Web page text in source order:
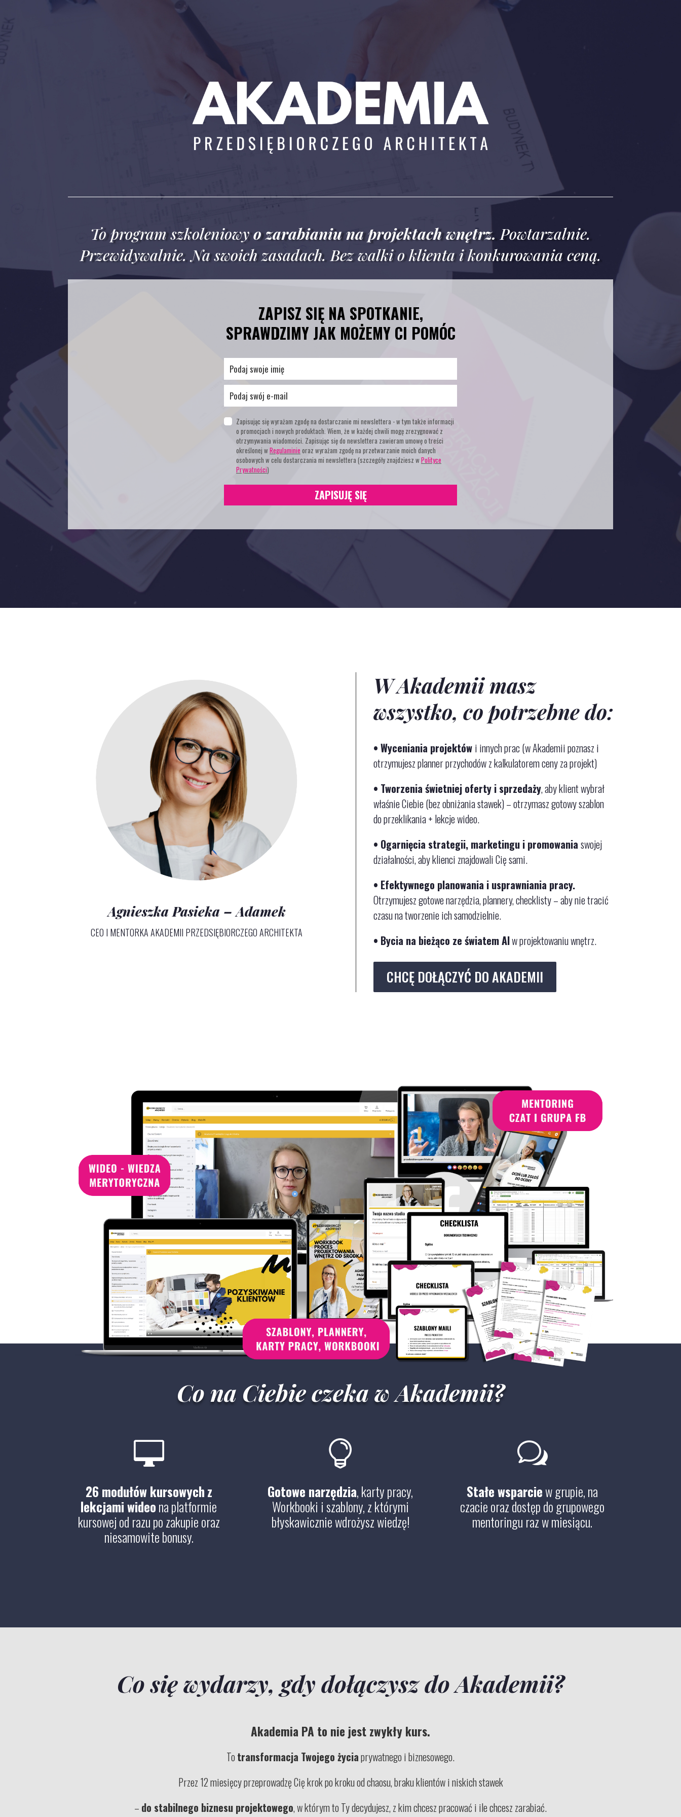
To program szkoleniowyo zarabianiu na projektach wnętrz. Powtarzalnie.
Przewidywalnie.Na swoich zasadach. Bez walki o klienta i konkurowania ceną.
ZAPISZ SIĘ NA SPOTKANIE,
SPRAWDZIMY JAK MOŻEMY CI POMÓC
Zapisując się wyrażam zgodę na dostarczanie mi newslettera - w tym także informacji
o promocjach i nowych produktach. Wiem, że w każdej chwili mogę zrezygnować z
otrzymywania wiadomości. Zapisując się do newslettera zawieram umowę o treści
określonej w Regulaminie oraz wyrażam zgodę na przetwarzanie moich danych
osobowych w celu dostarczania mi newslettera (szczegóły znajdziesz wPolityce
Prywatności)
ZAPISUJĘ SIĘ
Agnieszka Pasieka – Adamek
CEO I MENTORKA AKADEMII PRZEDSIĘBIORCZEGO ARCHITEKTA
W Akademii masz
wszystko, co potrzebne do:
• Wyceniania projektów i innych prac (w Akademii poznasz i
otrzymujesz planner przychodów z kalkulatorem ceny za projekt)
• Tworzenia świetniej oferty i sprzedaży, aby klient wybrał
właśnie Ciebie (bez obniżania stawek)– otrzymasz gotowy szablon
do przeklikania + lekcje wideo.
• Ogarnięcia strategii, marketingu i promowania swojej
działalności, aby klienci znajdowali Cię sami.
• Efektywnego planowania i usprawniania pracy.
Otrzymujesz gotowe narzędzia, plannery, checklisty – aby nie tracić
czasu na tworzenie ich samodzielnie.
• Bycia na bieżąco ze światem AIw projektowaniu wnętrz.
CHCĘ DOŁĄCZYĆ DO AKADEMII
Co na Ciebie czeka w Akademii?

26 modułów kursowychz
lekcjami wideona platformie
kursowej od razu po zakupie oraz
niesamowite bonusy.

Gotowe narzędzia, karty pracy,
Workbooki i szablony, z którymi
błyskawicznie wdrożysz wiedzę!
w
Stałe wsparciew grupie, na
czacie oraz dostęp do grupowego
mentoringu raz w miesiącu.
Co się wydarzy, gdy dołączysz do Akademii?
Akademia PA to nie jest zwykły kurs.
Totransformacja Twojego życiaprywatnego i biznesowego.
Przez 12 miesięcy przeprowadzę Cię krok po kroku od chaosu, braku klientów i niskich stawek
– do stabilnego biznesu projektowego, w którym to Ty decydujesz, z kim chcesz pracować i ile chcesz zarabiać.